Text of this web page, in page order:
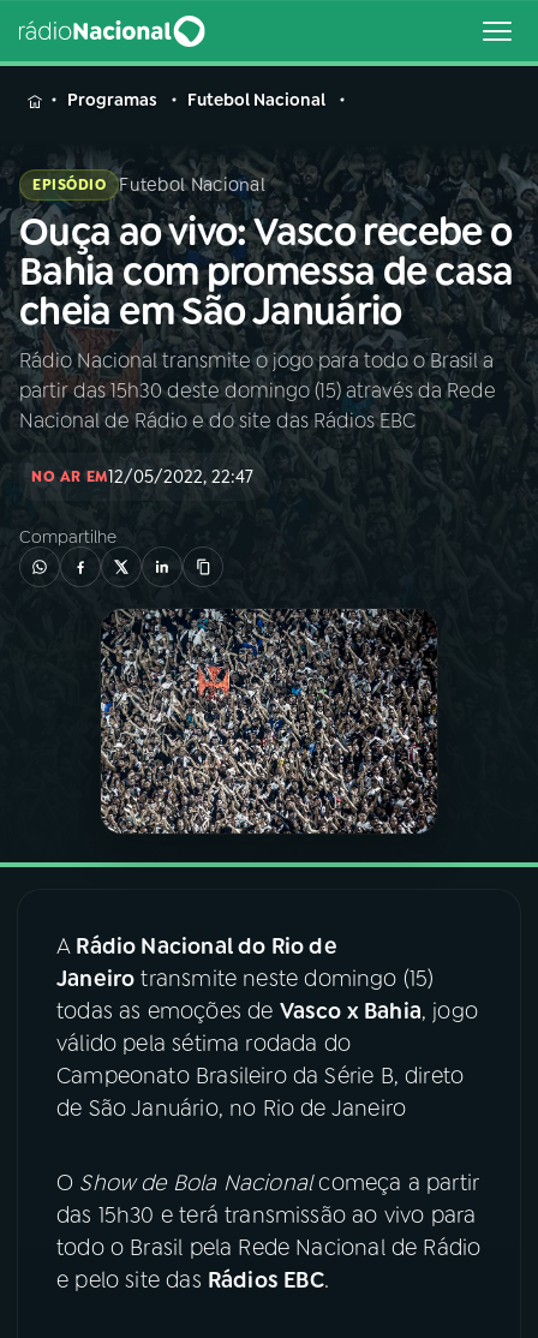
MENU
Buscar
na
Rádio
Nacional
Buscar
AO VIVO
01INÍCIO
PROGRAMAS
PODCASTS
VIDEOCASTS
08 FESTIVAL DE MÚSICA
ACOMPANHE A RÁDIO NACIONAL
YouTube Facebook
Instagram X
TikTok
Programas Futebol Nacional
EPISÓDIO Futebol Nacional
Ouça ao vivo: Vasco recebe o
Bahia com promessa de casa
cheia em São Januário
Rádio Nacional transmite o jogo para todo o Brasil a
partir das 15h30 deste domingo (15) através da Rede
Nacional de Rádio e do site das Rádios EBC
NO AR EM12/05/2022, 22:47
Compartilhe
A Rádio Nacional do Rio de
Janeiro transmite neste domingo (15)
todas as emoções de Vasco x Bahia, jogo
válido pela sétima rodada do
Campeonato Brasileiro da Série B, direto
de São Januário, no Rio de Janeiro
O Show de Bola Nacionalcomeça a partir
das 15h30 e terá transmissão ao vivo para
todo o Brasil pela Rede Nacional de Rádio
e pelo site das Rádios EBC.